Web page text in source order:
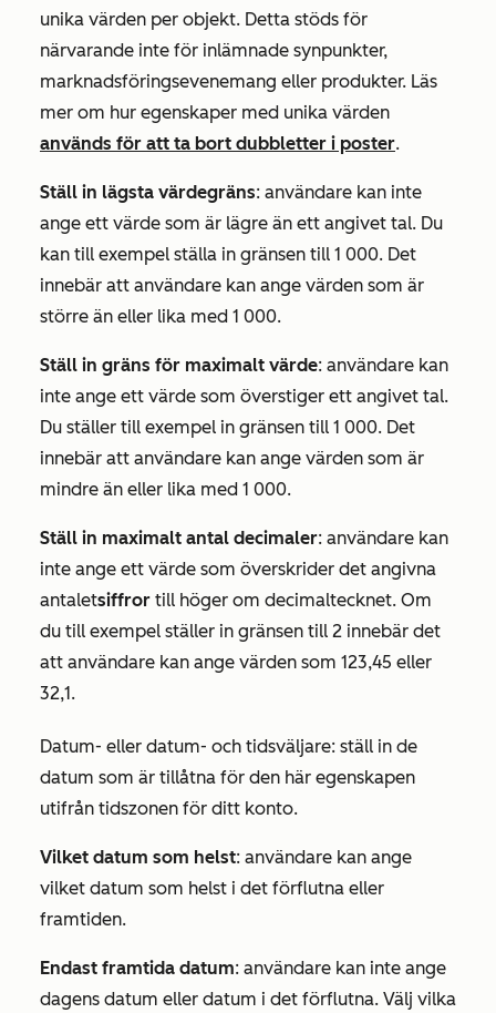
unika värden per objekt. Detta stöds för
närvarande inte för inlämnade synpunkter,
marknadsföringsevenemang eller produkter. Läs
mer om hur egenskaper med unika värden
används för att ta bort dubbletter i poster.
Ställ in lägsta värdegräns: användare kan inte
ange ett värde som är lägre än ett angivet tal. Du
kan till exempel ställa in gränsen till 1 000. Det
innebär att användare kan ange värden som är
större än eller lika med 1 000.
Ställ in gräns för maximalt värde: användare kan
inte ange ett värde som överstiger ett angivet tal.
Du ställer till exempel in gränsen till 1 000. Det
innebär att användare kan ange värden som är
mindre än eller lika med 1 000.
Ställ in maximalt antal decimaler: användare kan
inte ange ett värde som överskrider det angivna
antaletsiffror till höger om decimaltecknet. Om
du till exempel ställer in gränsen till 2 innebär det
att användare kan ange värden som 123,45 eller
32,1.
Datum- eller datum- och tidsväljare: ställ in de
datum som är tillåtna för den här egenskapen
utifrån tidszonen för ditt konto.
Vilket datum som helst: användare kan ange
vilket datum som helst i det förflutna eller
framtiden.
Endast framtida datum: användare kan inte ange
dagens datum eller datum i det förflutna. Välj vilka